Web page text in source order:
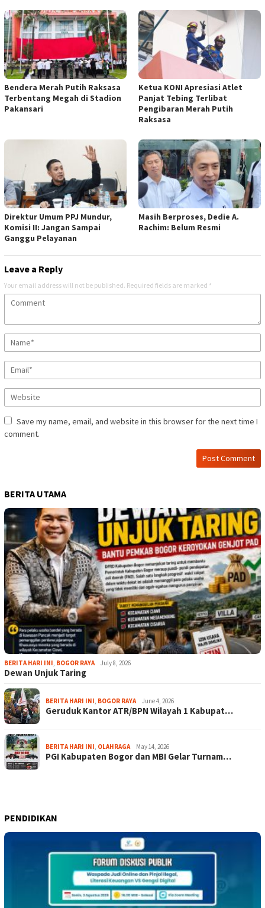
Bendera Merah Putih Raksasa
Terbentang Megah di Stadion
Pakansari
Ketua KONI Apresiasi Atlet
Panjat Tebing Terlibat
Pengibaran Merah Putih
Raksasa
Direktur Umum PPJ Mundur,
Komisi II: Jangan Sampai
Ganggu Pelayanan
Masih Berproses, Dedie A.
Rachim: Belum Resmi
Leave a Reply
Your email address will not be published. Required fields are marked *
Save my name, email, and website in this browser for the next time I
comment.
BERITA UTAMA
BERITA HARI INI BOGOR RAYA July 8, 2026
Dewan Unjuk Taring
BERITA HARI INI BOGOR RAYA June 4, 2026
Geruduk Kantor ATR/BPN Wilayah 1 Kabupat…
BERITA HARI INI OLAHRAGA May 14, 2026
PGI Kabupaten Bogor dan MBI Gelar Turnam…
PENDIDIKAN